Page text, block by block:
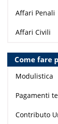
Affari Penali
Affari Civili
Come fare
Modulistica
Pagamenti
Contributo